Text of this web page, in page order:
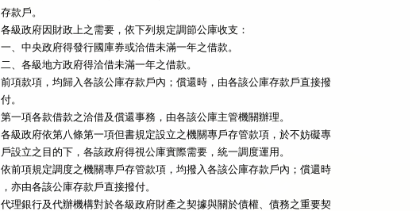
各級政府因財政上之需要，依下列規定調節公庫收支：
一、中央政府得發行國庫券或洽借未滿一年之借款。
二、各級地方政府得洽借未滿一年之借款。
前項款項，均歸入各該公庫存款戶內；償還時，由各該公庫存款戶直接撥
付。
各級政府依第八條第一項但書規定設立之機關專戶存管款項，於不妨礙專
戶設立之目的下，各該政府得視公庫實際需要，統一調度運用。
依前項規定調度之機關專戶存管款項，均撥入各該公庫存款戶內；償還時
代理銀行及代辦機構對於各級政府財產之契據與關於債權、債務之重要契